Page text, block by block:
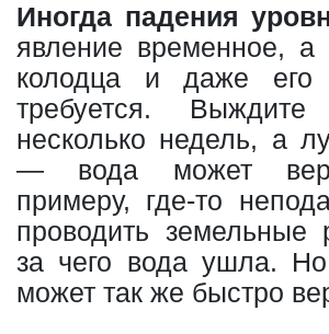
Иногда падения
явление временное, а
колодца и даже его
требуется.
несколько недель, а
— вода может
примеру, где-то
проводить земельные
за чего вода ушла.
может так же быстро